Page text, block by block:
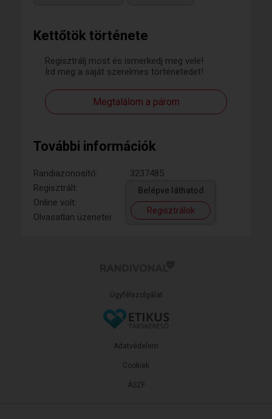
Kettőtök története
Regisztrálj most és ismerkedj meg vele!
Írd meg a saját szerelmes történetedet!
Megtalálom a párom
További információk
Randiazonosító:
3237485
Regisztrált:
Online volt:
Olvasatlan üzenetei:
Belépve láthatod
Regisztrálok
Ügyfélszolgálat
ÁSZF
Adatvédelem
Cookiek